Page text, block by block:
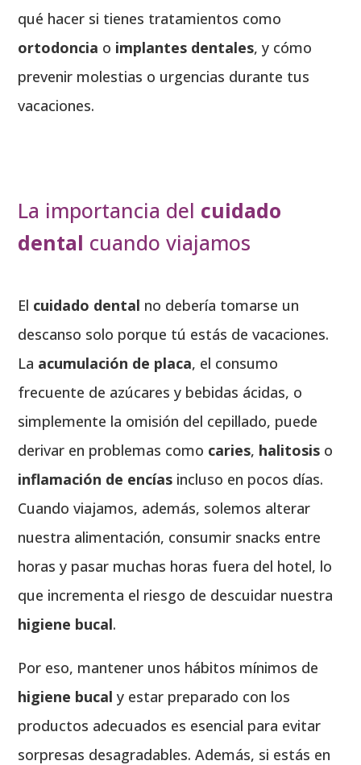
qué hacer si tienes tratamientos como
ortodoncia o implantes dentales, y cómo
prevenir molestias o urgencias durante tus
vacaciones.
La importancia del cuidado
dental cuando viajamos
El cuidado dental no debería tomarse un
descanso solo porque tú estás de vacaciones.
La acumulación de placa, el consumo
frecuente de azúcares y bebidas ácidas, o
simplemente la omisión del cepillado, puede
derivar en problemas como caries, halitosis o
inflamación de encías incluso en pocos días.
Cuando viajamos, además, solemos alterar
nuestra alimentación, consumir snacks entre
horas y pasar muchas horas fuera del hotel, lo
que incrementa el riesgo de descuidar nuestra
higiene bucal.
Por eso, mantener unos hábitos mínimos de
higiene bucal y estar preparado con los
productos adecuados es esencial para evitar
sorpresas desagradables. Además, si estás en